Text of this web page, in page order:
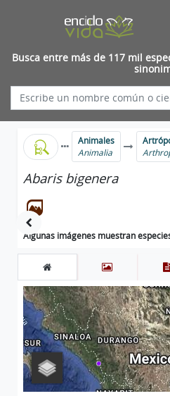
Busca entre más de 117 mil
Animales
Animalia
Abaris bigenera
Algunas imágenes muestran